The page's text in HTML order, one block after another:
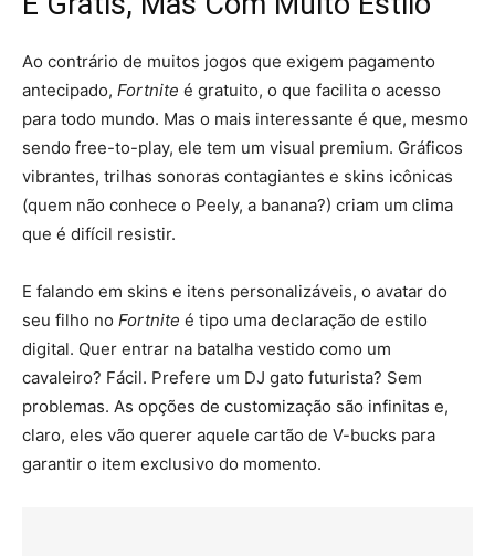
Ao contrário de muitos jogos que exigem pagamento
antecipado, Fortnite é gratuito, o que facilita o acesso
para todo mundo. Mas o mais interessante é que, mesmo
sendo free-to-play, ele tem um visual premium. Gráficos
vibrantes, trilhas sonoras contagiantes e skins icônicas
(quem não conhece o Peely, a banana?) criam um clima
que é difícil resistir.
E falando em skins e itens personalizáveis, o avatar do
seu filho no Fortnite é tipo uma declaração de estilo
digital. Quer entrar na batalha vestido como um
cavaleiro? Fácil. Prefere um DJ gato futurista? Sem
problemas. As opções de customização são infinitas e,
claro, eles vão querer aquele cartão de V-bucks para
garantir o item exclusivo do momento.